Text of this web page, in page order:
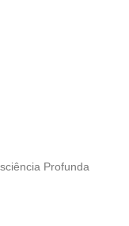
Profunda